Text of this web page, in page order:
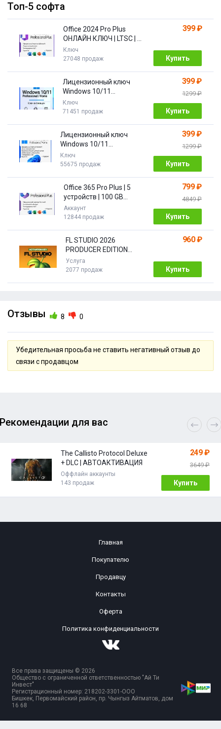
Топ-5 софта
Office 2024 Pro Plus
ОНЛАЙН КЛЮЧ | LTSC | +
ПОДАРОК
Ключ
27048 продаж
399 ₽
Купить
Лицензионный ключ
Windows 10/11
Pro/Home 32/64 bit
Ключ
71451 продаж
399 ₽
1299 ₽
Купить
Лицензионный ключ
Windows 10/11
PRO/HOME | с привязкой
Ключ
55675 продаж
399 ₽
1299 ₽
Купить
Office 365 Pro Plus | 5
устройств | 100 GB
Облако| 1 год
Аккаунт
12844 продаж
799 ₽
4849 ₽
Купить
FL STUDIO 2026
PRODUCER EDITION
[Бессрочная]
Услуга
2077 продаж
960 ₽
Купить
Отзывы 8 0
Убедительная просьба не ставить негативный отзыв до
связи с продавцом
Рекомендации для вас
The Callisto Protocol Deluxe
+ DLC | АВТОАКТИВАЦИЯ
Оффлайн аккаунты
143 продаж
249 ₽
3649 ₽
Купить
Главная
Покупателю
Продавцу
Контакты
Оферта
Политика конфиденциальности
Все права защищены © 2026
Общество с ограниченной ответственностью "Ай Ти
Инвест"
Регистрационный номер: 218202-3301-ООО
Бишкек, Первомайский район, пр. Чынгыз Айтматов, дом
16 68